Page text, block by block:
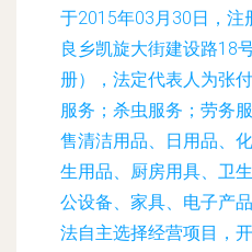
于2015年03月30日，注
良乡凯旋大街建设路18
册），法定代表人为张
服务；杀虫服务；劳务
售清洁用品、日用品、
生用品、厨房用具、卫
公设备、家具、电子产
法自主选择经营项目，